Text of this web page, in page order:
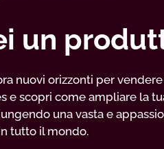
un
nuovi orizzonti per
e scopri come ampliare la
una vasta e
tutto il mondo.